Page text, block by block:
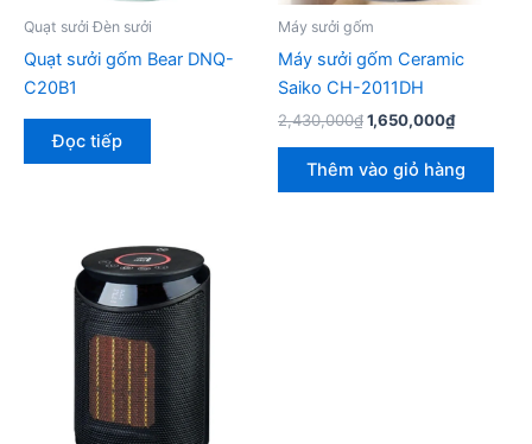
Quạt sưởi Đèn sưởi
Quạt sưởi gốm Bear DNQ-
C20B1
Đọc tiếp
Máy sưởi gốm
Máy sưởi gốm Ceramic
Saiko CH-2011DH
2,430,000₫Giá
là:
2,430,000₫.
1,650,000₫Giá
là:
Thêm vào giỏ hàng